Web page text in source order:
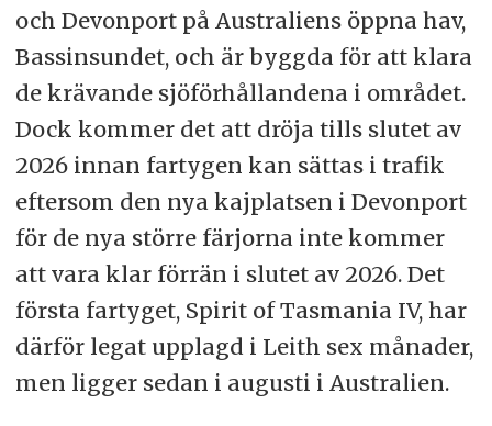
och Devonport på Australiens öppna hav,
Bassinsundet, och är byggda för att klara
de krävande sjöförhållandena i området.
Dock kommer det att dröja tills slutet av
2026 innan fartygen kan sättas i trafik
eftersom den nya kajplatsen i Devonport
för de nya större färjorna inte kommer
att vara klar förrän i slutet av 2026. Det
första fartyget, Spirit of Tasmania IV, har
därför legat upplagd i Leith sex månader,
men ligger sedan i augusti i Australien.